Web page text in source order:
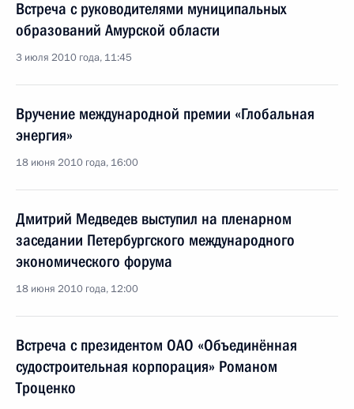
Встреча с руководителями муниципальных
образований Амурской области
3 июля 2010 года, 11:45
Вручение международной премии «Глобальная
энергия»
18 июня 2010 года, 16:00
Дмитрий Медведев выступил на пленарном
заседании Петербургского международного
экономического форума
18 июня 2010 года, 12:00
Встреча с президентом ОАО «Объединённая
судостроительная корпорация» Романом
Троценко